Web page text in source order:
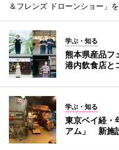
＆フレンズ ドローンショー」
学ぶ・知る
熊本県産品
港内飲食店と
学ぶ・知る
東京ベイ経・
アム」 新施